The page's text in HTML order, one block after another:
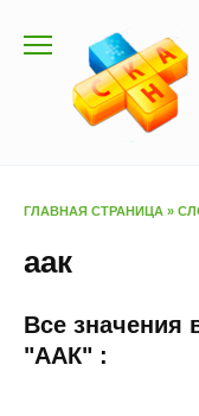
содержанию
ГЛАВНАЯ СТРАНИЦА »
аак
Все значения
"ААК" :